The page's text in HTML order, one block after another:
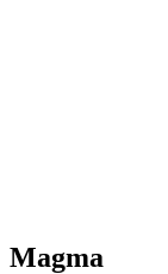
Magma